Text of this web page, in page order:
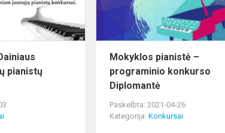
pianistų
konkurs...
pianistų
Mokyklos pianistė –
programinio konkurso
Diplomantė
Paskelbta: 2021-04-26
Kategorija:Konkursai